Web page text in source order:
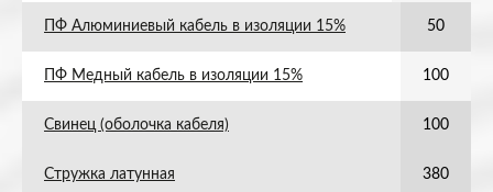
ПФ Алюминиевый кабель в изоляции 15% 50
ПФ Медный кабель в изоляции 15% 100
Свинец (оболочка кабеля) 100
Стружка латунная 380